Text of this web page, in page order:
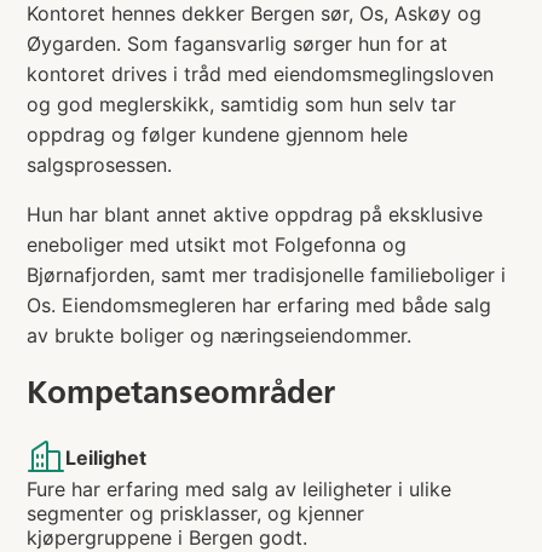
Kontoret hennes dekker Bergen sør, Os, Askøy og
Øygarden. Som fagansvarlig sørger hun for at
kontoret drives i tråd med eiendomsmeglingsloven
og god meglerskikk, samtidig som hun selv tar
oppdrag og følger kundene gjennom hele
salgsprosessen.
Hun har blant annet aktive oppdrag på eksklusive
eneboliger med utsikt mot Folgefonna og
Bjørnafjorden, samt mer tradisjonelle familieboliger i
Os. Eiendomsmegleren har erfaring med både salg
av brukte boliger og næringseiendommer.
Kompetanseområder
Leilighet
Fure har erfaring med salg av leiligheter i ulike
segmenter og prisklasser, og kjenner
kjøpergruppene i Bergen godt.